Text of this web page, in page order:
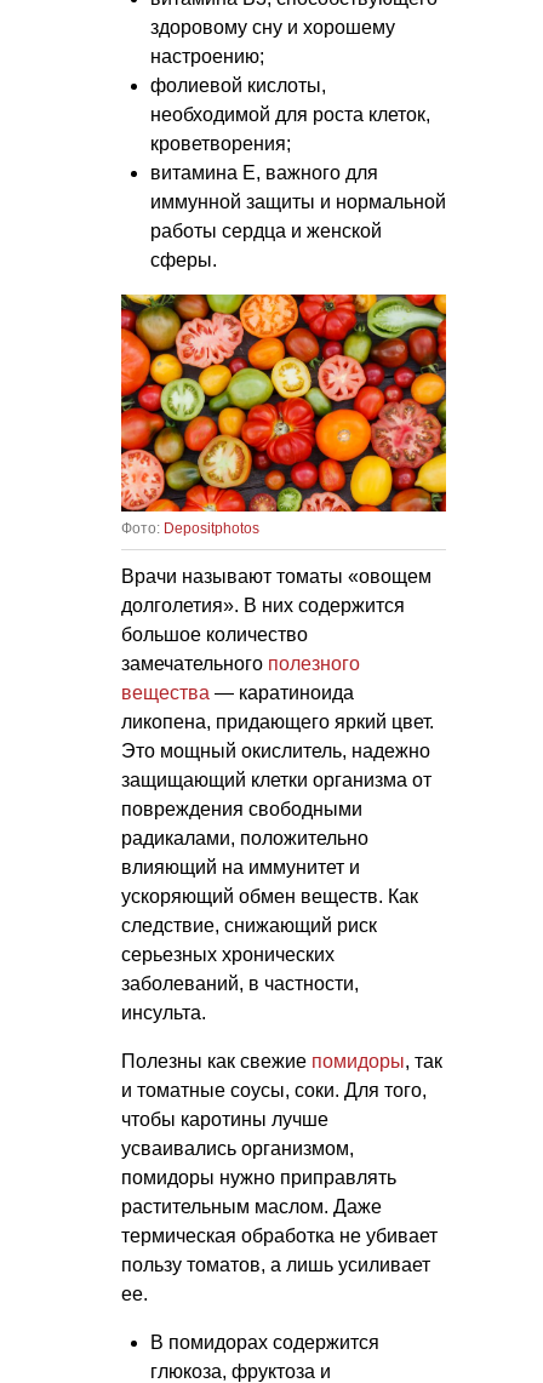
здоровому сну и хорошему
настроению;
фолиевой кислоты,
необходимой для роста клеток,
кроветворения;
витамина Е, важного для
иммунной защиты и нормальной
работы сердца и женской
сферы.
Фото: Depositphotos
Врачи называют томаты «овощем
долголетия». В них содержится
большое количество
замечательного полезного
вещества — каратиноида
ликопена, придающего яркий цвет.
Это мощный окислитель, надежно
защищающий клетки организма от
повреждения свободными
радикалами, положительно
влияющий на иммунитет и
ускоряющий обмен веществ. Как
следствие, снижающий риск
серьезных хронических
заболеваний, в частности,
инсульта.
Полезны как свежие помидоры, так
и томатные соусы, соки. Для того,
чтобы каротины лучше
усваивались организмом,
помидоры нужно приправлять
растительным маслом. Даже
термическая обработка не убивает
пользу томатов, а лишь усиливает
ее.
В помидорах содержится
глюкоза, фруктоза и